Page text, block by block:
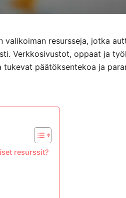
resursseja, jotka
Verkkosivustot, oppaat ja
päätöksentekoa ja
resurssit?